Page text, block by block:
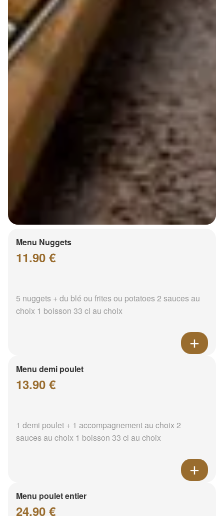
Menu Nuggets
11.90 €
5 nuggets + du blé ou frites ou potatoes 2 sauces au
choix 1 boisson 33 cl au choix
Menu demi poulet
13.90 €
1 demi poulet + 1 accompagnement au choix 2
sauces au choix 1 boisson 33 cl au choix
Menu poulet entier
24.90 €